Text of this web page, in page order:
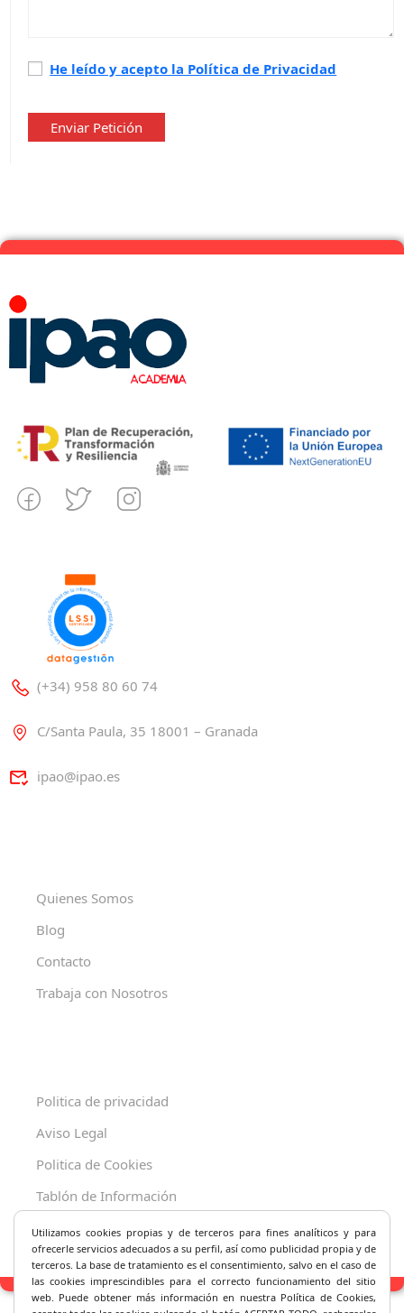
Política
privacidad*
He leído y acepto la Política de Privacidad
Enviar Petición
(+34) 958 80 60 74
C/Santa Paula, 35 18001 – Granada
ipao@ipao.es
Quienes Somos
Blog
Contacto
Trabaja con Nosotros
Politica de privacidad
Aviso Legal
Politica de Cookies
Tablón de Información
Decreto 625/2019
Utilizamos cookies propias y de terceros para fines analíticos y para
ofrecerle servicios adecuados a su perfil, así como publicidad propia y de
terceros. La base de tratamiento es el consentimiento, salvo en el caso de
las cookies imprescindibles para el correcto funcionamiento del sitio
web. Puede obtener más información en nuestra Política de Cookies,